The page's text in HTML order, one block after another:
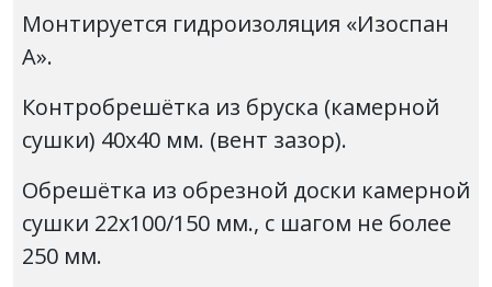
Монтируется гидроизоляция «Изоспан
А».
Контробрешётка из бруска (камерной
сушки) 40х40 мм. (вент зазор).
Обрешётка из обрезной доски камерной
сушки 22х100/150 мм., с шагом не более
250 мм.